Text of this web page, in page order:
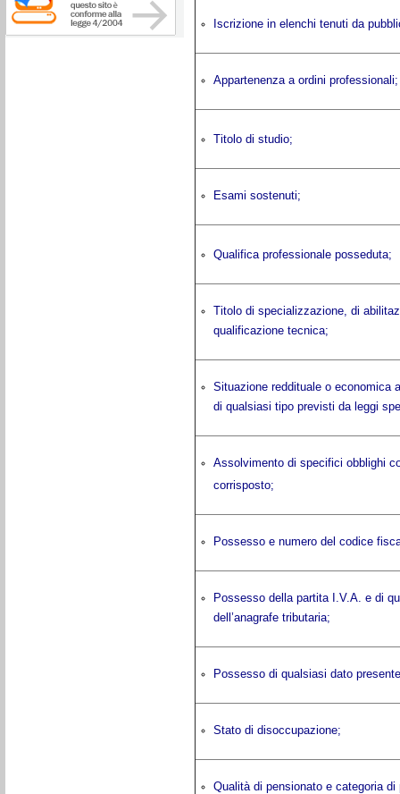
Iscrizione in elenchi tenuti da
Appartenenza a ordini
Titolo di studio;
Esami sostenuti;
Qualifica professionale posseduta;
Titolo di specializzazione, di
qualificazione tecnica;
Situazione reddituale o economica
di qualsiasi tipo previsti da leggi
Assolvimento di specifici obblighi
corrisposto;
Possesso e numero del codice
Possesso della partita I.V.A. e di
dell’anagrafe tributaria;
Possesso di qualsiasi dato
Stato di disoccupazione;
Qualità di pensionato e categoria di